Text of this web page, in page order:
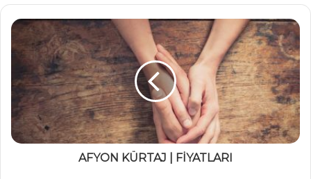
AFYON KÜRTAJ | FİYATLARI